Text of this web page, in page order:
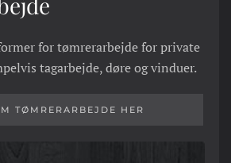
for tømrerarbejde for private
tagarbejde, døre og vinduer.
TØMRERARBEJDE HER